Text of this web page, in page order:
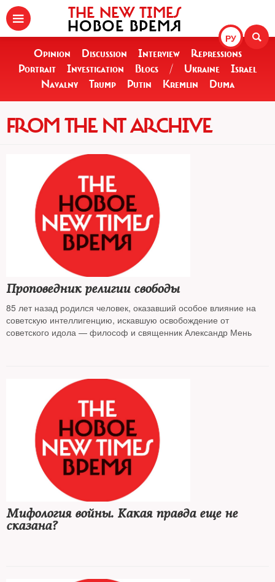
РУ
THE NEW TIMES
НОВОЕ ВРЕМЯ
Opinion Discussion Interview
Repressions
Portrait
Investigation Blogs / Ukraine
Israel
Navalny
Trump Putin Kremlin Duma
FROM THE NT ARCHIVE
Проповедник религии свободы
85 лет назад родился человек, оказавший особое влияние на
советскую интеллигенцию, искавшую освобождение от
советского идола — философ и священник Александр Мень
Мифология войны. Какая правда еще не
сказана?